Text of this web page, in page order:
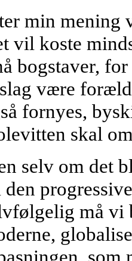
min mening
vil koste
bogstaver,
være
fornyes,
skal
selv om det
må vi
som